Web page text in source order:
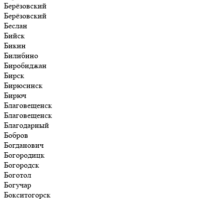
Берёзовский
Берёзовский
Беслан
Бийск
Бикин
Билибино
Биробиджан
Бирск
Бирюсинск
Бирюч
Благовещенск
Благовещенск
Благодарный
Бобров
Богданович
Богородицк
Богородск
Боготол
Богучар
Бокситогорск